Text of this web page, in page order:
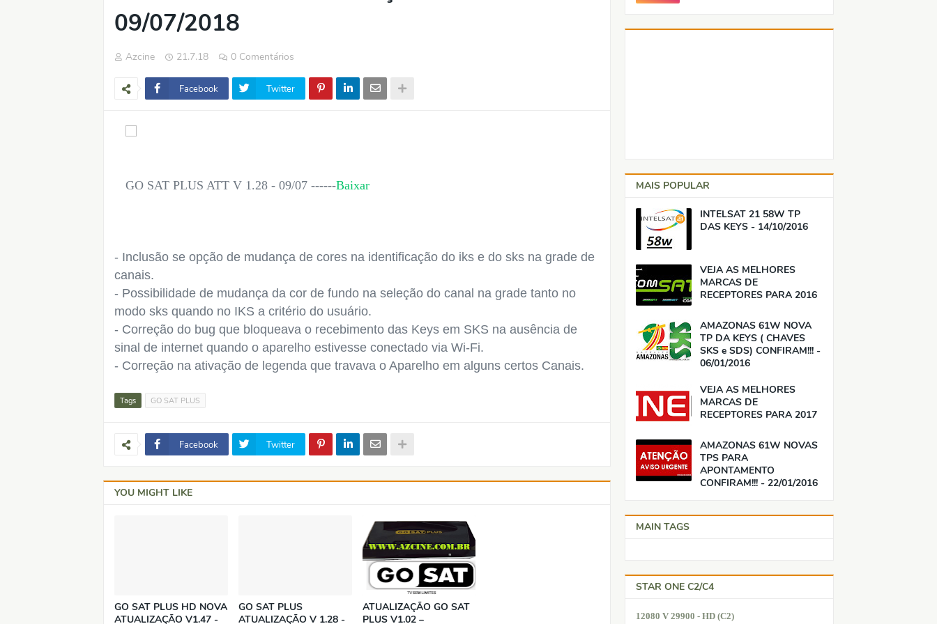
09/07/2018
Azcine 21.7.18 0 Comentários
Facebook Twitter
GO SAT PLUS ATT V 1.28 - 09/07 ------Baixar
- Inclusão se opção de mudança de cores na identificação do iks e do sks na grade de
canais.
- Possibilidade de mudança da cor de fundo na seleção do canal na grade tanto no
modo sks quando no IKS a critério do usuário.
- Correção do bug que bloqueava o recebimento das Keys em SKS na ausência de
sinal de internet quando o aparelho estivesse conectado via Wi-Fi.
- Correção na ativação de legenda que travava o Aparelho em alguns certos Canais.
Tags GO SAT PLUS
Facebook Twitter
YOU MIGHT LIKE
GO SAT PLUS HD NOVA
ATUALIZAÇÃO V1.47 -
GO SAT PLUS
ATUALIZAÇÃO V 1.28 -
ATUALIZAÇÃO GO SAT
PLUS V1.02 –
MAIS POPULAR
INTELSAT 21 58W TP
DAS KEYS - 14/10/2016
VEJA AS MELHORES
MARCAS DE
RECEPTORES PARA 2016
AMAZONAS 61W NOVA
TP DA KEYS ( CHAVES
SKS e SDS) CONFIRAM!!! -
06/01/2016
VEJA AS MELHORES
MARCAS DE
RECEPTORES PARA 2017
AMAZONAS 61W NOVAS
TPS PARA
APONTAMENTO
CONFIRAM!!! - 22/01/2016
MAIN TAGS
STAR ONE C2/C4
12080 V 29900 - HD (C2)